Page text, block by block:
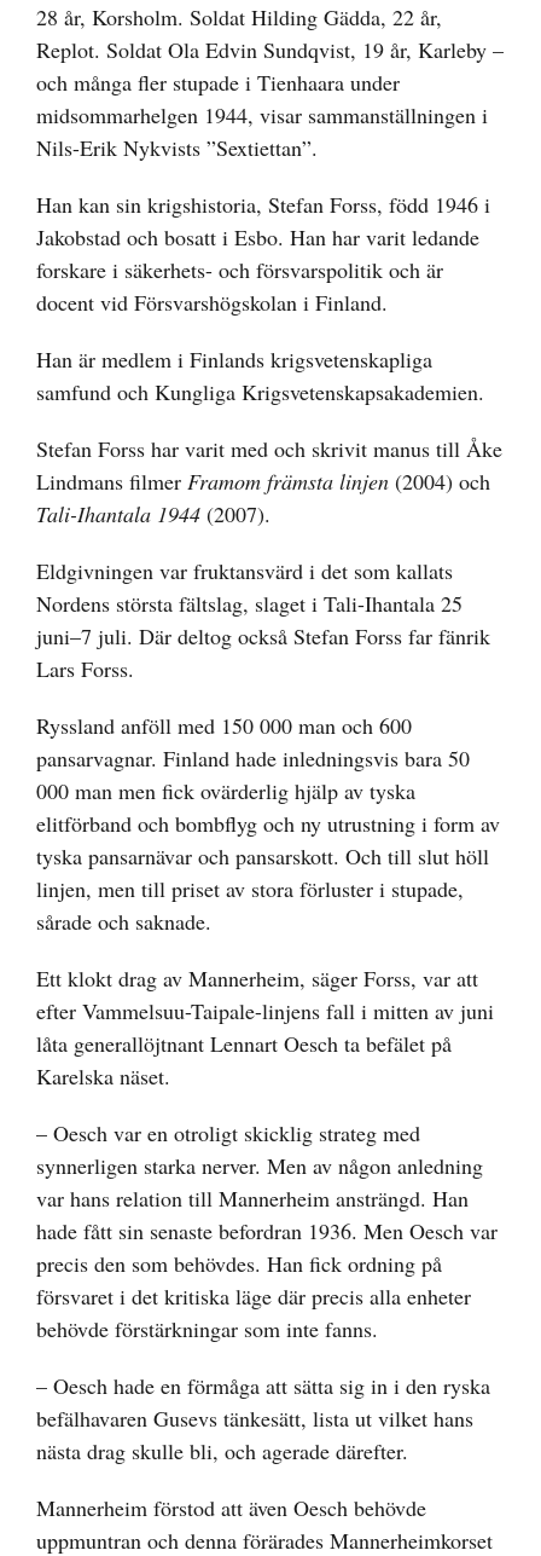
28 år, Korsholm. Soldat Hilding Gädda, 22 år,
Replot. Soldat Ola Edvin Sundqvist, 19 år, Karleby –
och många fler stupade i Tienhaara under
midsommarhelgen 1944, visar sammanställningen i
Nils-Erik Nykvists ”Sextiettan”.
Han kan sin krigshistoria, Stefan Forss, född 1946 i
Jakobstad och bosatt i Esbo. Han har varit ledande
forskare i säkerhets- och försvarspolitik och är
docent vid Försvarshögskolan i Finland.
Han är medlem i Finlands krigsvetenskapliga
samfund och Kungliga Krigsvetenskapsakademien.
Stefan Forss har varit med och skrivit manus till Åke
Lindmans filmer Framom främsta linjen (2004) och
Tali-Ihantala 1944 (2007).
Eldgivningen var fruktansvärd i det som kallats
Nordens största fältslag, slaget i Tali-Ihantala 25
juni–7 juli. Där deltog också Stefan Forss far fänrik
Lars Forss.
Ryssland anföll med 150 000 man och 600
pansarvagnar. Finland hade inledningsvis bara 50
000 man men fick ovärderlig hjälp av tyska
elitförband och bombflyg och ny utrustning i form av
tyska pansarnävar och pansarskott. Och till slut höll
linjen, men till priset av stora förluster i stupade,
sårade och saknade.
Ett klokt drag av Mannerheim, säger Forss, var att
efter Vammelsuu-Taipale-linjens fall i mitten av juni
låta generallöjtnant Lennart Oesch ta befälet på
Karelska näset.
– Oesch var en otroligt skicklig strateg med
synnerligen starka nerver. Men av någon anledning
var hans relation till Mannerheim ansträngd. Han
hade fått sin senaste befordran 1936. Men Oesch var
precis den som behövdes. Han fick ordning på
försvaret i det kritiska läge där precis alla enheter
behövde förstärkningar som inte fanns.
– Oesch hade en förmåga att sätta sig in i den ryska
befälhavaren Gusevs tänkesätt, lista ut vilket hans
nästa drag skulle bli, och agerade därefter.
Mannerheim förstod att även Oesch behövde
uppmuntran och denna förärades Mannerheimkorset